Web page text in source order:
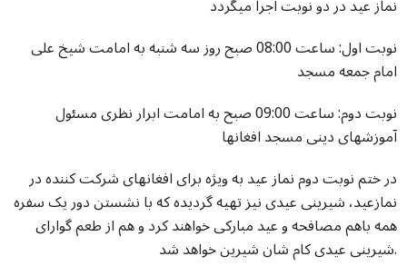
نوبت اول: ساعت 08:00 صبح روز سه شنبه به امامت شیخ علی
امام جمعه مسجد
نوبت دوم: ساعت 09:00 صبح به امامت ابرار نظری مسئول
آموزشهای دینی مسجد افغانها
در ختم نوبت دوم نماز عید به ویژه برای افغانهای شرکت کننده در
نمازعید، شیرینی عیدی نیز تهیه گردیده که با نشستن دور یک سفره
همه باهم مصافحه و عید مبارکی خواهند کرد و هم از طعم گوارای
شیرینی عیدی کام شان شیرین خواهد شد.